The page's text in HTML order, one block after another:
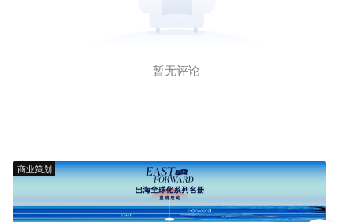
暂无评论
商业策划